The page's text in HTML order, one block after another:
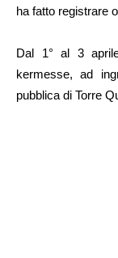
ha fatto registrare
Dal 1° al 3
kermesse, ad
pubblica di Torre